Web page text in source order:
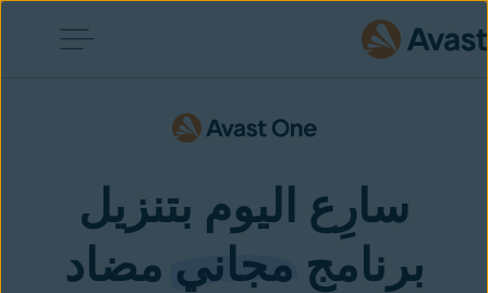
سارِع اليوم بتنزيل
برنامج مجاني مضاد